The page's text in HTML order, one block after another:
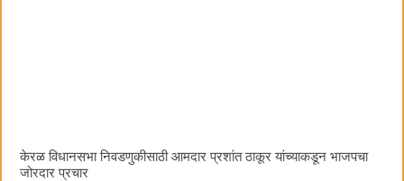
केरळ विधानसभा निवडणुकीसाठी आमदार प्रशांत ठाकूर यांच्याकडून भाजपचा
जोरदार प्रचार